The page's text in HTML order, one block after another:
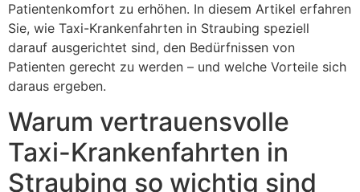
Patientenkomfort zu erhöhen. In diesem Artikel erfahren
Sie, wie Taxi-Krankenfahrten in Straubing speziell
darauf ausgerichtet sind, den Bedürfnissen von
Patienten gerecht zu werden – und welche Vorteile sich
daraus ergeben.
Warum vertrauensvolle
Taxi-Krankenfahrten in
Straubing so wichtig sind